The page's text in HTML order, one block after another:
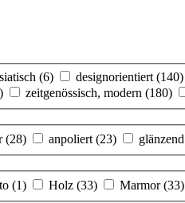
(6) designorientiert(140)
zeitgenössisch, modern (180)
(28) anpoliert (23) glänzend
(1) Holz (33) Marmor(33)